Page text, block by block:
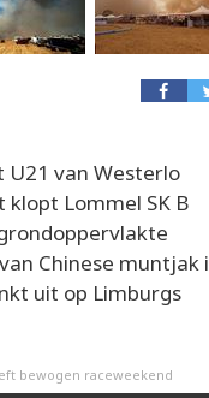
U21 van Westerlo
klopt Lommel SK B
Chinese muntjak
uit op Limburgs
bewogen raceweekend